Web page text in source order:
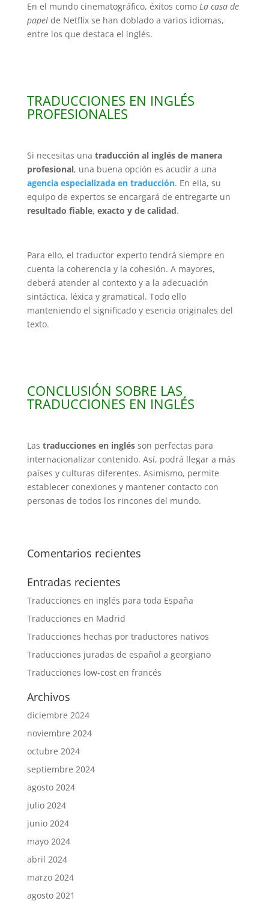
En el mundo cinematográfico, éxitos como La casa de
papelde Netflix se han doblado a varios idiomas,
entre los que destaca el inglés.
TRADUCCIONES EN INGLÉS
PROFESIONALES
Si necesitas una traducción al inglés de manera
profesional, una buena opción es acudir a una
agencia especializada en traducción. En ella, su
equipo de expertos se encargará de entregarte un
resultado fiable, exacto y de calidad.
Para ello, el traductor experto tendrá siempre en
cuenta la coherencia y la cohesión. A mayores,
deberá atender al contexto y a la adecuación
sintáctica, léxica y gramatical. Todo ello
manteniendo el significado y esencia originales del
texto.
CONCLUSIÓN SOBRE LAS
TRADUCCIONES EN INGLÉS
Las traducciones en inglésson perfectas para
internacionalizar contenido. Así, podrá llegar a más
países y culturas diferentes. Asimismo, permite
establecer conexiones y mantener contacto con
personas de todos los rincones del mundo.
Comentarios recientes
Entradas recientes
Traducciones en inglés para toda España
Traducciones en Madrid
Traducciones hechas por traductores nativos
Traducciones juradas de español a georgiano
Traducciones low-cost en francés
Archivos
diciembre 2024
noviembre 2024
octubre 2024
septiembre 2024
agosto 2024
julio 2024
junio 2024
mayo 2024
abril 2024
marzo 2024
agosto 2021